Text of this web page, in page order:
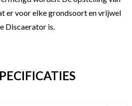
er voor elke grondsoort en vrijwel
Discaerator is.